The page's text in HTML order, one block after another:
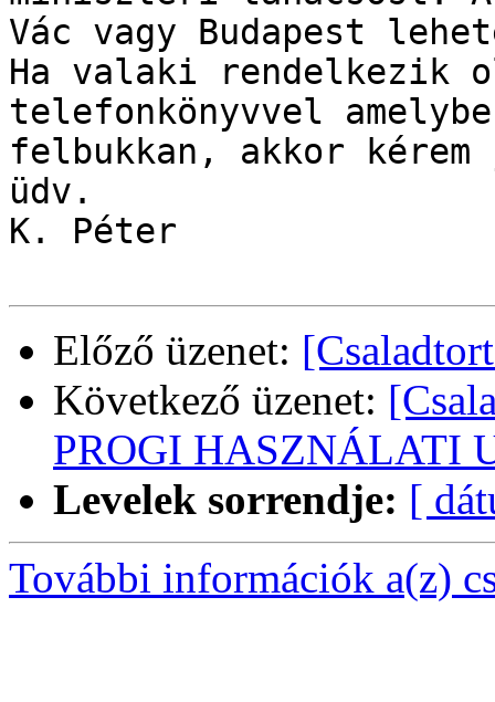
Vác vagy Budapest
Ha valaki rendelkezik
telefonkönyvvel
felbukkan, akkor
üdv.
K. Péter
Előző üzenet:
Következő üzenet:
PROGI HASZNÁLATI
Levelek sorrendje: [
További információk a(z)